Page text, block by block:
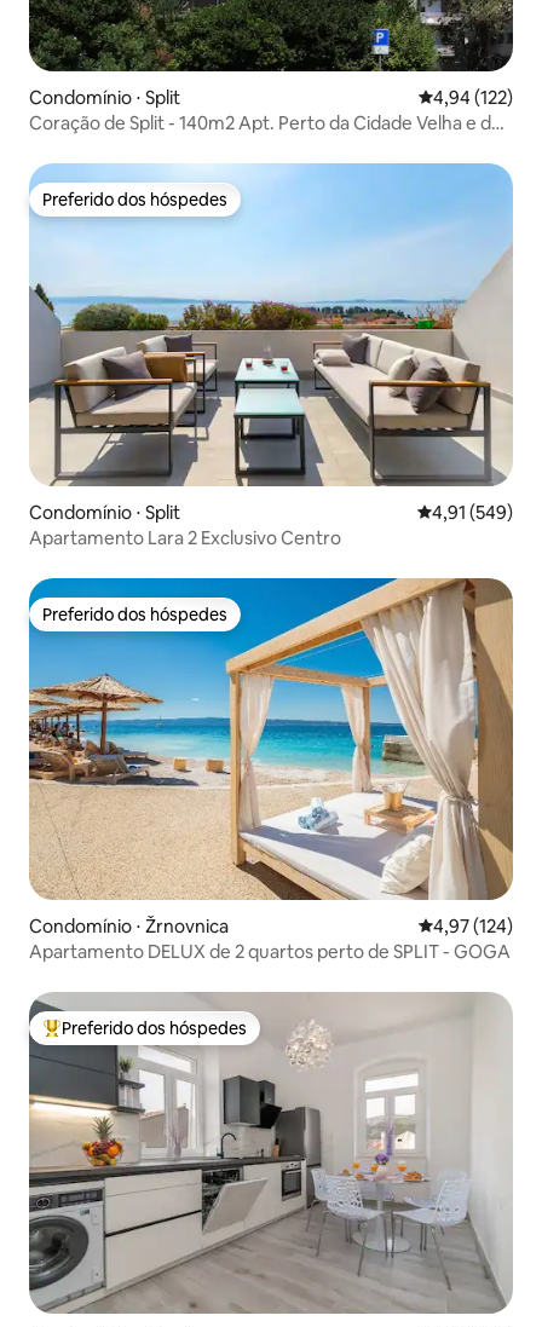
Condomínio ⋅ Split 4,94 de uma
4,94 (122)
Coração de Split - 140m2 Apt. Perto da Cidade Velha e da
Preferido dos hóspedes
Preferido dos hóspedes
Condomínio ⋅ Split 4,91 de uma
4,91 (549)
Apartamento Lara 2 Exclusivo Centro
Preferido dos hóspedes
Preferido dos hóspedes
Condomínio ⋅ Žrnovnica 4,97 de uma
4,97 (124)
Apartamento DELUX de 2 quartos perto de SPLIT - GOGA
Entre os melhores preferidos dos hóspedes
Preferido dos hóspedes